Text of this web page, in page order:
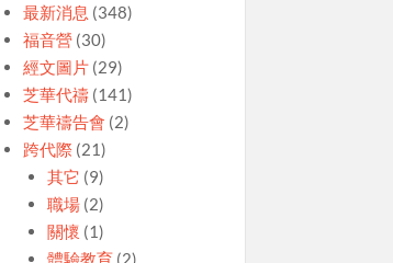
最新消息 (348)
福音營(30)
經文圖片(29)
芝華代禱(141)
芝華禱告會 (2)
跨代際(21)
其它 (9)
職場 (2)
關懷 (1)
體驗教育 (2)